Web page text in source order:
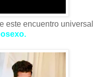
este encuentro universal